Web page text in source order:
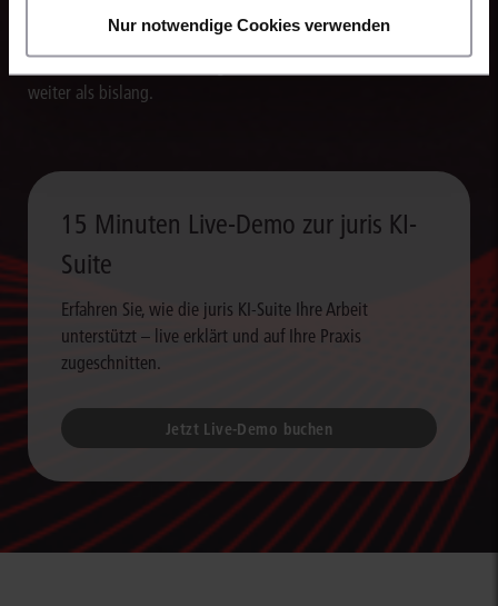
Nur notwendige Cookies verwenden
Schriftsätze, Stellungnahmen und andere Dokumente. So
verarbeiten Sie Rechercheergebnisse um ein Vielfaches schneller
weiter als bislang.
15 Minuten Live-Demo zur juris KI-
Suite
Erfahren Sie, wie die juris KI-Suite Ihre Arbeit
unterstützt – live erklärt und auf Ihre Praxis
zugeschnitten.
Jetzt Live-Demo buchen